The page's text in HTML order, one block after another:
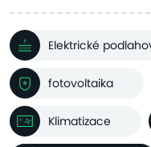
Elektrické
fotovoltaika
Klimatizace